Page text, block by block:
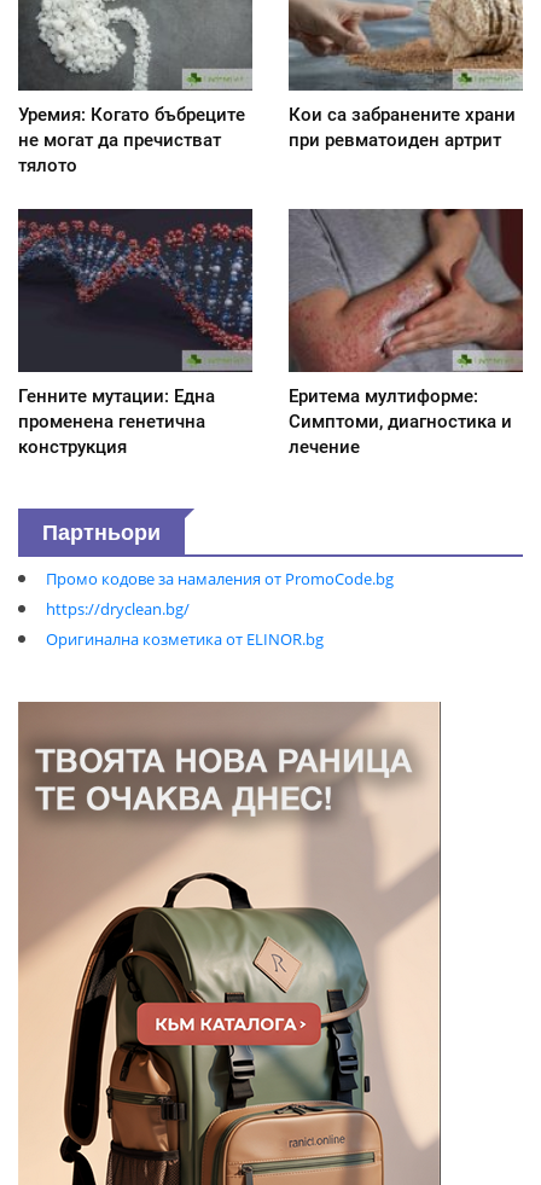
Уремия: Когато бъбреците
не могат да пречистват
тялото
Кои са забранените храни
при ревматоиден артрит
Генните мутации: Една
променена генетична
конструкция
Еритема мултиформе:
Симптоми, диагностика и
лечение
Партньори
Промо кодове за намаления от PromoCode.bg
https://dryclean.bg/
Оригинална козметика от ELINOR.bg